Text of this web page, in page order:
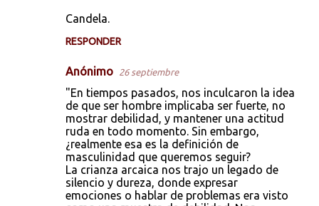
Candela.
RESPONDER
Anónimo 26 septiembre
"En tiempos pasados, nos inculcaron la idea
de que ser hombre implicaba ser fuerte, no
mostrar debilidad, y mantener una actitud
ruda en todo momento. Sin embargo,
¿realmente esa es la definición de
masculinidad que queremos seguir?
La crianza arcaica nos trajo un legado de
silencio y dureza, donde expresar
emociones o hablar de problemas era visto